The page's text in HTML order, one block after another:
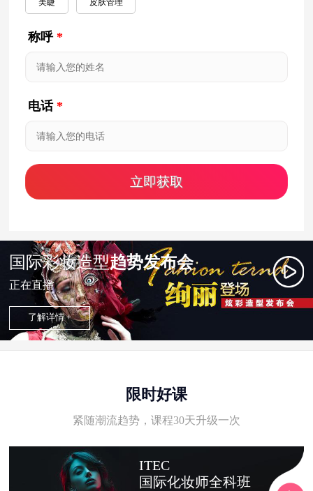
称呼 *
电话 *
国际彩妆造型趋势发布会
正在直播
了解详情 +
限时好课
紧随潮流趋势，课程30天升级一次
ITEC
国际化妆师全科班